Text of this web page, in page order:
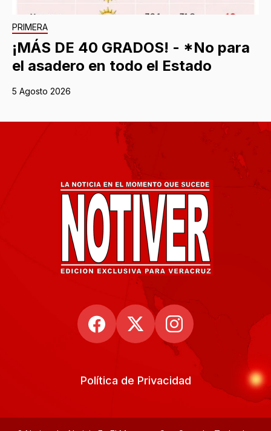
PRIMERA
¡MÁS DE 40 GRADOS! - *No para
el asadero en todo el Estado
5 Agosto 2026
Política de Privacidad